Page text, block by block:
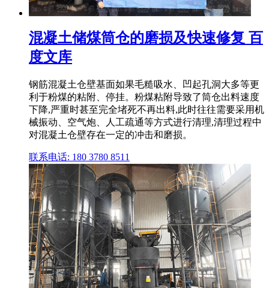
混凝土储煤筒仓的磨损及快速修复 百
度文库
钢筋混凝土仓壁基面如果毛糙吸水、凹起孔洞大多等更
利于粉煤的粘附、停挂。粉煤粘附导致了筒仓出料速度
下降,严重时甚至完全堵死不再出料,此时往往需要采用机
械振动、空气炮、人工疏通等方式进行清理,清理过程中
对混凝土仓壁存在一定的冲击和磨损。
联系电话: 180 3780 8511